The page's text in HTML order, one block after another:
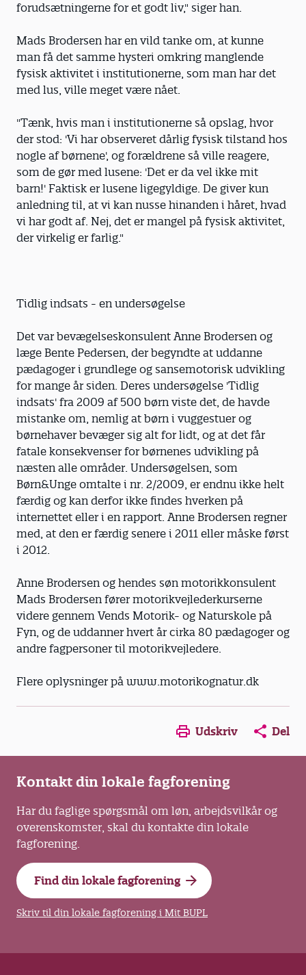
forudsætningerne for et godt liv," siger han.
Mads Brodersen har en vild tanke om, at kunne
man få det samme hysteri omkring manglende
fysisk aktivitet i institutionerne, som man har det
med lus, ville meget være nået.
"Tænk, hvis man i institutionerne så opslag, hvor
der stod: 'Vi har observeret dårlig fysisk tilstand hos
nogle af børnene', og forældrene så ville reagere,
som de gør med lusene: 'Det er da vel ikke mit
barn!' Faktisk er lusene ligegyldige. De giver kun
anledning til, at vi kan nusse hinanden i håret, hvad
vi har godt af. Nej, det er mangel på fysisk aktivitet,
der virkelig er farlig."
Tidlig indsats - en undersøgelse
Det var bevægelseskonsulent Anne Brodersen og
læge Bente Pedersen, der begyndte at uddanne
pædagoger i grundlege og sansemotorisk udvikling
for mange år siden. Deres undersøgelse 'Tidlig
indsats' fra 2009 af 500 børn viste det, de havde
mistanke om, nemlig at børn i vuggestuer og
børnehaver bevæger sig alt for lidt, og at det får
fatale konsekvenser for børnenes udvikling på
næsten alle områder. Undersøgelsen, som
Børn&Unge omtalte i nr. 2/2009, er endnu ikke helt
færdig og kan derfor ikke findes hverken på
internettet eller i en rapport. Anne Brodersen regner
med, at den er færdig senere i 2011 eller måske først
i 2012.
Anne Brodersen og hendes søn motorikkonsulent
Mads Brodersen fører motorikvejlederkurserne
videre gennem Vends Motorik- og Naturskole på
Fyn, og de uddanner hvert år cirka 80 pædagoger og
andre fagpersoner til motorikvejledere.
Flere oplysninger på www.motorikognatur.dk
Opens in a new window
Opens in a new
Opens in
Udskriv Del
Kontakt din lokale fagforening
Har du faglige spørgsmål om løn, arbejdsvilkår og
overenskomster, skal du kontakte din lokale
fagforening.
Find din lokale fagforening
Skriv til din lokale fagforening i Mit BUPL